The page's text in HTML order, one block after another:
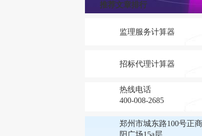
推荐文章排行
监理服务计算器
招标代理计算器
热线电话
400-008-2685
郑州市城东路100号正商
阳广场15a层